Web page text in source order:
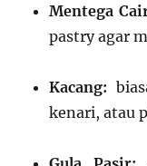
Mentega
pastry agar
Kacang:
kenari, atau